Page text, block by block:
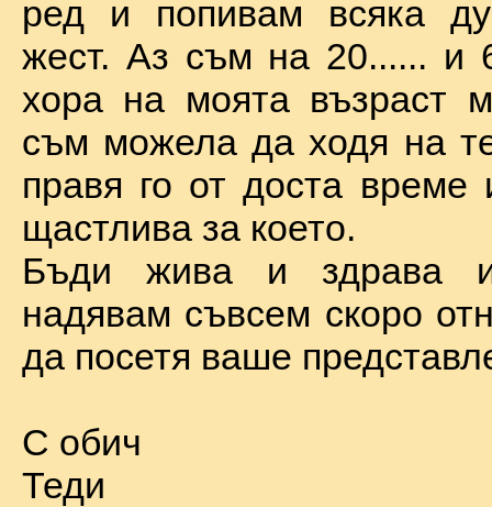
ред и попивам всяка
жест. Аз съм на 20...... и
хора на моята възраст
съм можела да ходя на
правя го от доста време
щастлива за което.
Бъди жива и здрава
надявам съвсем скоро
да посетя ваше
С обич
Теди